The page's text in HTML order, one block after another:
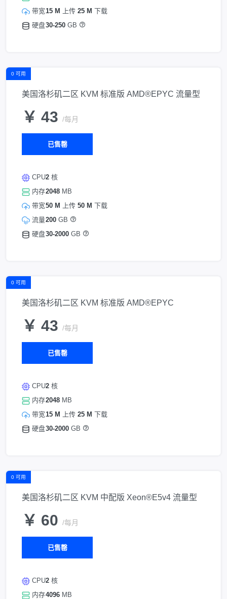
带宽
硬盘
15 M
上传 25 M 下载
30-250 GB
0 可用
美国洛杉矶二区 KVM 标准版 AMD®EPYC 流量型
￥ 43 /每月
已售罄
CPU
内存
带宽
流量
硬盘
2 核
2048 MB
50 M
上传 50 M 下载
200 GB
30-2000 GB
0 可用
美国洛杉矶二区 KVM 标准版 AMD®EPYC
￥ 43 /每月
已售罄
CPU
内存
带宽
硬盘
2 核
2048 MB
15 M
上传 25 M 下载
30-2000 GB
0 可用
美国洛杉矶二区 KVM 中配版 Xeon®E5v4 流量型
￥ 60 /每月
已售罄
CPU
内存
2 核
4096 MB